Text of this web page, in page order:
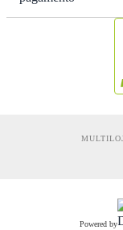
Powered by